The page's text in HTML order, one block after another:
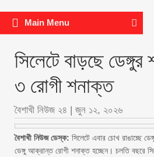
Main Menu
সিলেটে বাড়ছে
৩ রোগী শনাক্ত
বৈশাখী নিউজ ২৪ | জুন ১২, ২০২৬
বৈশাখী নিউজ ডেস্ক: সিলেটে এবার চোখ রাঙাচ্ছে
ডেঙ্গু আক্রান্ত রোগী শনাক্ত হচ্ছেন। চলতি বছরে